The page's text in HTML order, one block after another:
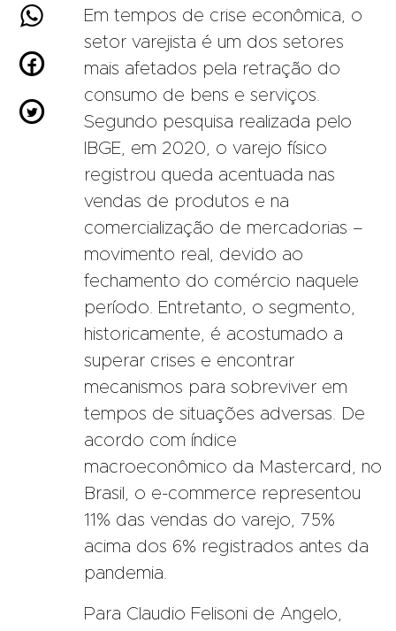



Em tempos de crise econômica, o
setor varejista é um dos setores
mais afetados pela retração do
consumo de bens e serviços.
Segundo pesquisa realizada pelo
IBGE, em 2020, o varejo físico
registrou queda acentuada nas
vendas de produtos e na
comercialização de mercadorias –
movimento real, devido ao
fechamento do comércio naquele
período. Entretanto, o segmento,
historicamente, é acostumado a
superar crises e encontrar
mecanismos para sobreviver em
tempos de situações adversas. De
acordo com índice
macroeconômico da Mastercard, no
Brasil, o e-commerce representou
11% das vendas do varejo, 75%
acima dos 6% registrados antes da
pandemia.
Para Claudio Felisoni de Angelo,